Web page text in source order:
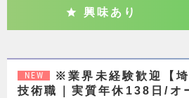
興味あり
NEW
※業界未経験歓迎【
技術職｜実質年休138日/オ